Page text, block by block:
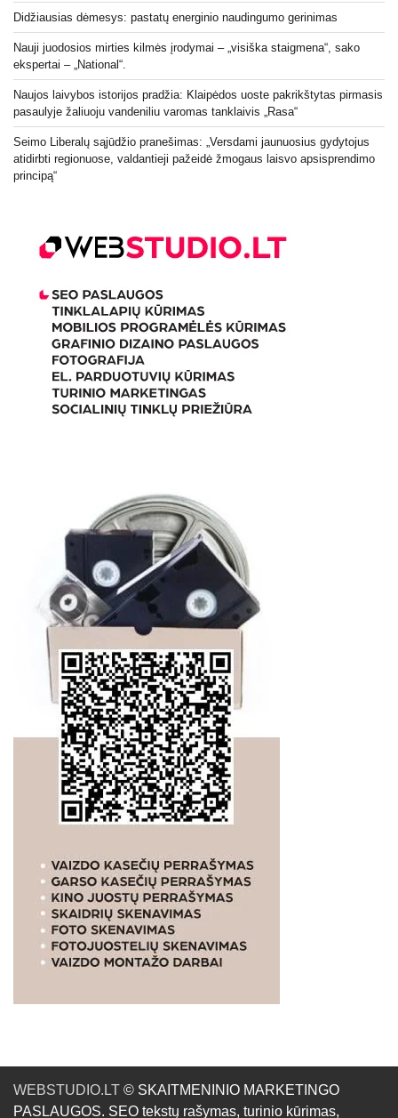
Didžiausias dėmesys: pastatų energinio naudingumo gerinimas
Nauji juodosios mirties kilmės įrodymai – „visiška staigmena“, sako
ekspertai – „National“.
Naujos laivybos istorijos pradžia: Klaipėdos uoste pakrikštytas pirmasis
pasaulyje žaliuoju vandeniliu varomas tanklaivis „Rasa“
Seimo Liberalų sąjūdžio pranešimas: „Versdami jaunuosius gydytojus
atidirbti regionuose, valdantieji pažeidė žmogaus laisvo apsisprendimo
principą“
WEBSTUDIO.LT © SKAITMENINIO MARKETINGO
PASLAUGOS. SEO tekstų rašymas, turinio kūrimas,